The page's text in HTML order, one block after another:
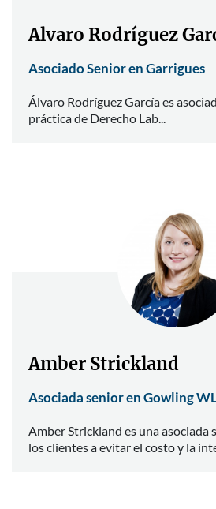
Alvaro Rodríguez
Asociado Senior en Garrigues
Álvaro Rodríguez García es
práctica de Derecho Lab...
Amber Strickland
Asociada senior en Gowling
Amber Strickland es una asociada
los clientes a evitar el costo y la